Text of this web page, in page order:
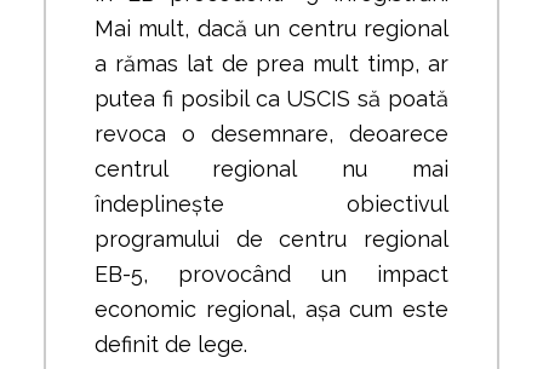
Mai mult, dacă un centru regional
a rămas lat de prea mult timp, ar
putea fi posibil ca USCIS să poată
revoca o desemnare, deoarece
centrul regional nu mai
îndeplinește obiectivul
programului de centru regional
EB-5, provocând un impact
economic regional, așa cum este
definit de lege.